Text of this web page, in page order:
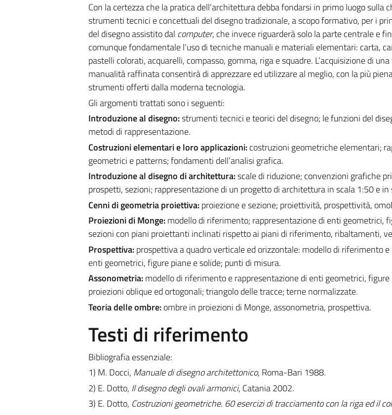
Con la certezza che la pratica dell’architettura debba fondarsi in primo luogo sulla
strumenti tecnici e concettuali del disegno tradizionale, a scopo formativo, per i
del disegno assistito dal computer, che invece riguarderà solo la parte centrale e
comunque fondamentale l’uso di tecniche manuali e materiali elementari: carta,
pastelli colorati, acquarelli, compasso, gomma, riga e squadre. L’acquisizione di
manualità raffinata consentirà di apprezzare ed utilizzare al meglio, con la più
strumenti offerti dalla moderna tecnologia.
Gli argomenti trattati sono i seguenti:
Introduzione al disegno:strumenti tecnici e teorici del disegno; le funzioni del
metodi di rappresentazione.
Costruzioni elementari e loro applicazioni:costruzioni geometriche elementari;
geometrici e patterns; fondamenti dell’analisi grafica.
Introduzione al disegno di architettura:scale di riduzione; convenzioni grafiche
prospetti, sezioni; rappresentazione di un progetto di architettura in scala 1:50 e in
Cenni di geometria proiettiva:proiezione e sezione; proiettività, prospettività,
Proiezioni di Monge:modello di riferimento; rappresentazione di enti geometrici,
sezioni con piani proiettanti inclinati rispetto ai piani di riferimento, ribaltamenti,
Prospettiva:prospettiva a quadro verticale ed orizzontale: modello di riferimento
enti geometrici, figure piane e solide; punti di misura.
Assonometria:modello di riferimento e rappresentazione di enti geometrici, figure
proiezioni oblique ed ortogonali; triangolo delle tracce; terne normalizzate.
Teoria delle ombre:ombre in proiezioni di Monge, assonometria, prospettiva.
Testi di riferimento
Bibliografia essenziale:
1) M. Docci, Manuale di disegno architettonico, Roma-Bari 1988.
2) E. Dotto, Il disegno degli ovali armonici, Catania 2002.
3) E. Dotto, Costruzioni geometriche. 60 esercizi di tracciamento con la riga ed il